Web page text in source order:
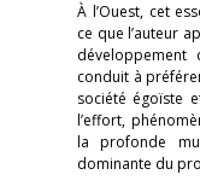
À l’Ouest, cet
ce que l’auteur
développement
conduit à
société égoïste
l’effort,
la profonde
dominante du